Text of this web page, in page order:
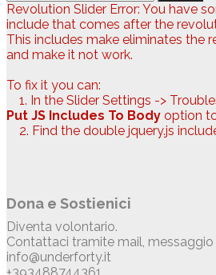
Revolution Slider Error: You have
include that comes after the
This includes make eliminates the
and make it not work.
To fix it you can:
1. In the Slider Settings ->
Put JS Includes To Body option
2. Find the double jquery.js
Dona e Sostienici
Diventa volontario.
Contattaci tramite mail,
info@underforty.it
+393488744361